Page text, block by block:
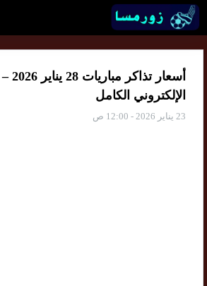
الإلكتروني الكامل
23 يناير 2026 - 12:00 ص